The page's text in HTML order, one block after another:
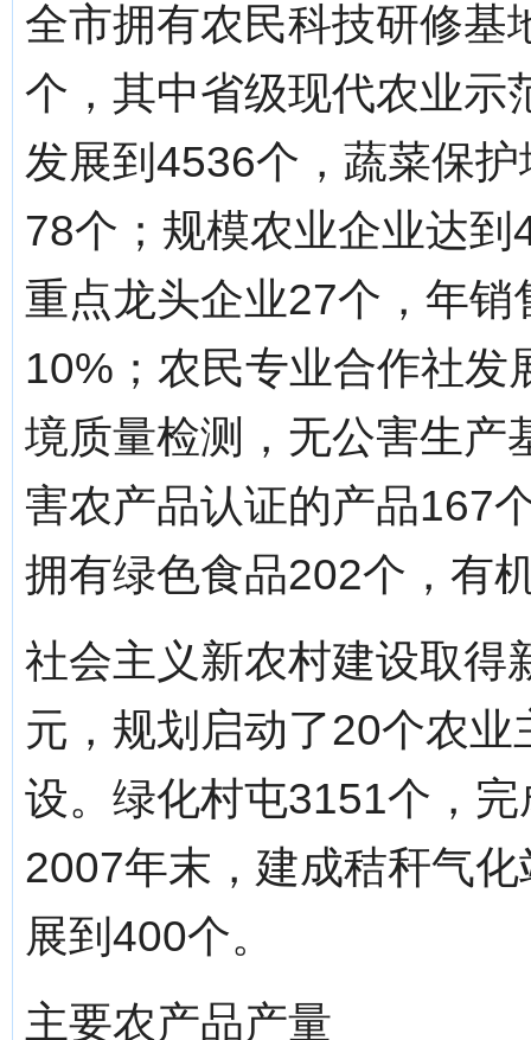
全市拥有农民科技研修基
个，其中省级现代农业示
发展到4536个，蔬菜保
78个；规模农业企业达
重点龙头企业27个，年
10%；农民专业合作社发
境质量检测，无公害生产
害农产品认证的产品167
拥有绿色食品202个，有
社会主义新农村建设取得
元，规划启动了20个农
设。绿化村屯3151个，
2007年末，建成秸秆气化
展到400个。
主要农产品产量